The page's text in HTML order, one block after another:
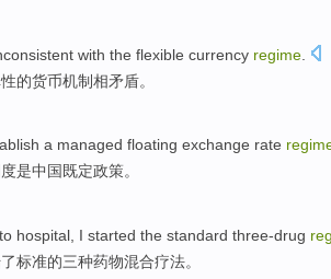
with the flexible currency regime
的货币机制相矛盾。
a managed floating exchange rate
是中国 既定政策。
to hospital, I started the standard three-drug
标准的三种药物混合疗法。